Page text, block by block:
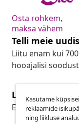
Osta rohkem,
maksa vähem
Telli meie
Liitu enam kui
hooajalisi
Lepingust
Esita oma
Kasutame
reklaamide
ning liikluse